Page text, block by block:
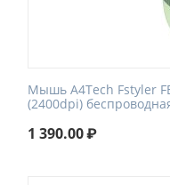
Мышь A4Tech Fstyler
(2400dpi)
1 390.00₽